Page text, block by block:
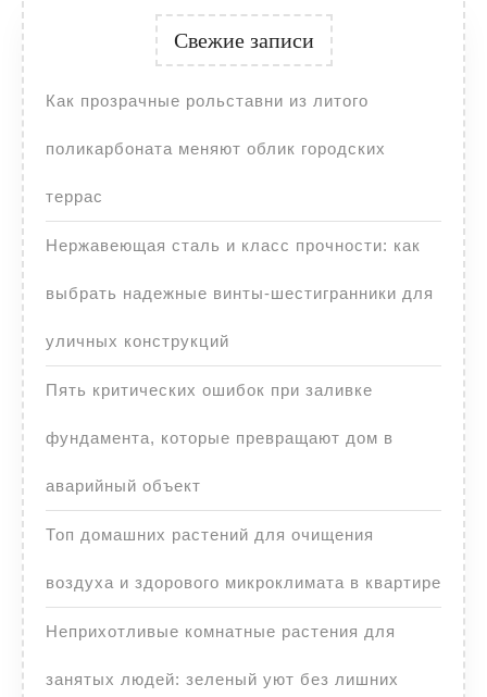
Свежие записи
Как прозрачные рольставни из литого
поликарбоната меняют облик городских
террас
Нержавеющая сталь и класс прочности: как
выбрать надежные винты-шестигранники для
уличных конструкций
Пять критических ошибок при заливке
фундамента, которые превращают дом в
аварийный объект
Топ домашних растений для очищения
воздуха и здорового микроклимата в квартире
Неприхотливые комнатные растения для
занятых людей: зеленый уют без лишних